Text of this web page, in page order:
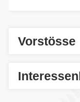
Vorstösse